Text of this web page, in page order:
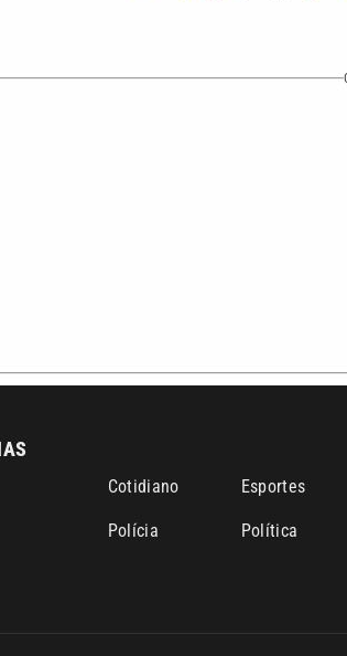
VTV SBT Área de cobertura que a
| Empresa de Comunicação PRM Ltda